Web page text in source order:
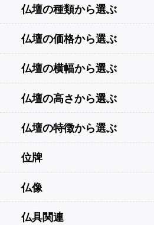
仏壇の種類から選ぶ
仏壇の価格から選ぶ
仏壇の横幅から選ぶ
仏壇の高さから選ぶ
仏壇の特徴から選ぶ
位牌
仏像
仏具関連